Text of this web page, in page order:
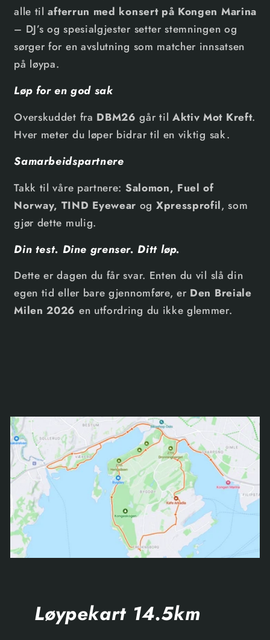
alle tilafterrun med konsert på Kongen Marina
– DJ’s og spesialgjester setter stemningen og
sørger for en avslutning som matcher innsatsen
på løypa.
Løp for en god sak
Overskuddet fra DBM26 går til Aktiv Mot Kreft.
Hver meter du løper bidrar til en viktig sak.
Samarbeidspartnere
Takk til våre partnere: Salomon, Fuel of
Norway, TIND Eyewear og Xpressprofil, som
gjør dette mulig.
Din test. Dine grenser. Ditt løp.
Dette er dagen du får svar. Enten du vil slå din
egen tid eller bare gjennomføre, er Den Breiale
Milen 2026 en utfordring du ikke glemmer.
Løypekart 14.5km